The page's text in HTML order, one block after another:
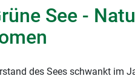
See -
des Sees schwankt im